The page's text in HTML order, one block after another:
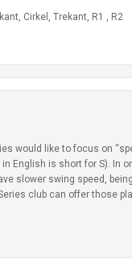
Cirkel, Trekant, R1 , R2
would like to focus on
English is short for S). In
slower swing speed,
club can offer those